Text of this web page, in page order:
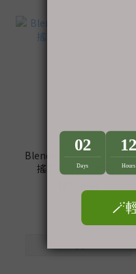
售完
Blender Bottle 不鏽鋼搖
搖杯【Sleek 漆黑】
NT$999